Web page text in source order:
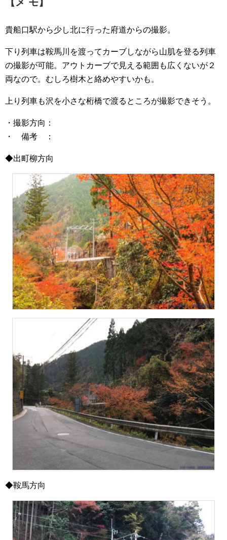
貴船口駅から少し北に行った府道からの撮影。
下り列車は鞍馬川を渡ってカーブしながら山肌を登る列車
の撮影が可能。アウトカーブで見える範囲も広くないが２
両なので。むしろ樹木と絡めやすいかも。
上り列車も沢を小さな桁橋で渡るところが撮影できそう。
・撮影方向：
・ 備考 ：
◆出町柳方向
◆鞍馬方向